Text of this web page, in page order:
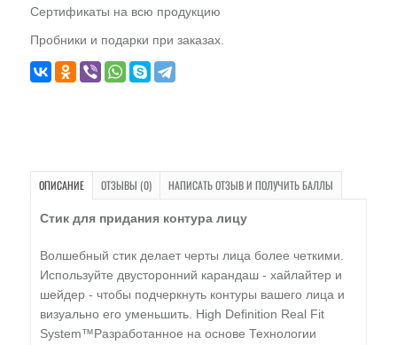
Сертификаты на всю продукцию
Пробники и подарки при заказах.
ОПИСАНИЕ ОТЗЫВЫ (0) НАПИСАТЬ ОТЗЫВ И ПОЛУЧИТЬ БАЛЛЫ
Стик для придания контура лицу
Волшебный стик делает черты лица более четкими.
Используйте двусторонний карандаш - хайлайтер и
шейдер - чтобы подчеркнуть контуры вашего лица и
визуально его уменьшить. High Definition Real Fit
System™Разработанное на основе Технологии